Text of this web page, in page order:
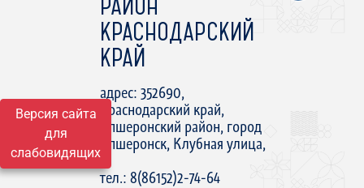
Версия сайта
для
слабовидящих
РАЙОН
КРАСНОДАРСКИЙ
КРАЙ
адрес: 352690,
Краснодарский край,
Апшеронский район, город
Апшеронск, Клубная улица,
15
тел.: 8(86152)2-74-64